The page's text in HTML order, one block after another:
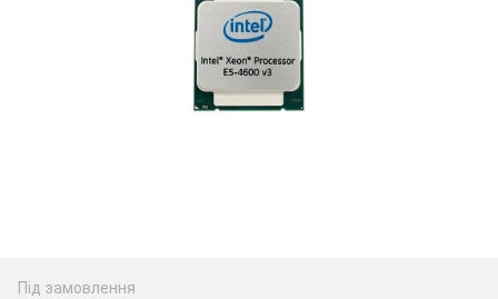
Під замовлення